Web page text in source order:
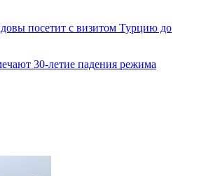
посетит с визитом Турцию до
30-летие падения режима